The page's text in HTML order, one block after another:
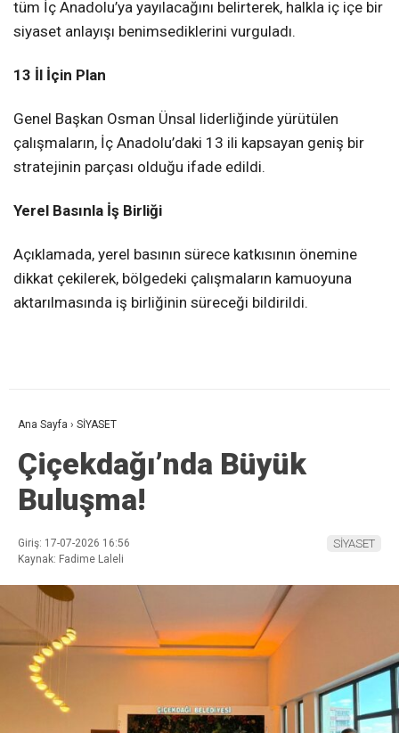
tüm İç Anadolu’ya yayılacağını belirterek, halkla iç içe bir
siyaset anlayışı benimsediklerini vurguladı.
13 İl İçin Plan
Genel Başkan Osman Ünsal liderliğinde yürütülen
çalışmaların, İç Anadolu’daki 13 ili kapsayan geniş bir
stratejinin parçası olduğu ifade edildi.
Yerel Basınla İş Birliği
Açıklamada, yerel basının sürece katkısının önemine
dikkat çekilerek, bölgedeki çalışmaların kamuoyuna
aktarılmasında iş birliğinin süreceği bildirildi.
Ana Sayfa › SİYASET
Çiçekdağı’nda Büyük
Buluşma!
Giriş: 17-07-2026 16:56
Kaynak: Fadime Laleli
SİYASET